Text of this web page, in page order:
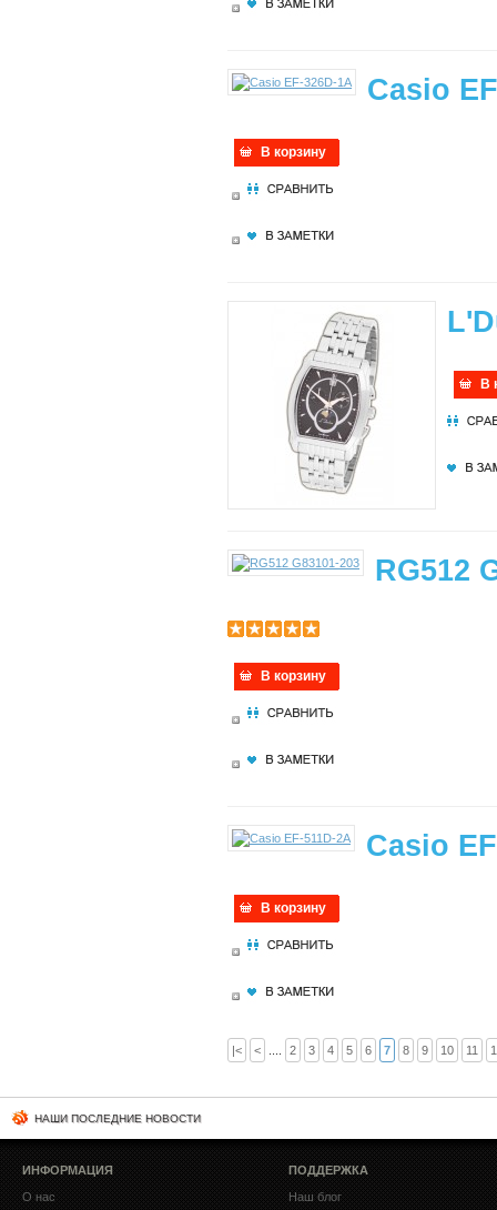
Casio
В корзину
В
RG512
В корзину
Casio
В корзину
|< < 2 3 4 5 6 7 8 9 10 11
НАШИ ПОСЛЕДНИЕ НОВОСТИ
ИНФОРМАЦИЯ
О нас
ПОДДЕРЖКА
Наш блог